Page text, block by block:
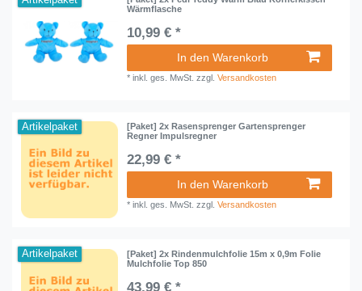
Wärmflasche
10,99 € *
In den Warenkorb
*inkl. ges. MwSt. zzgl.Versandkosten
Artikelpaket
[Paket] 2x Rasensprenger Gartensprenger
Regner Impulsregner
22,99 € *
In den Warenkorb
*inkl. ges. MwSt. zzgl.Versandkosten
Artikelpaket
[Paket] 2x Rindenmulchfolie 15m x 0,9m Folie
Mulchfolie Top 850
43,99 € *